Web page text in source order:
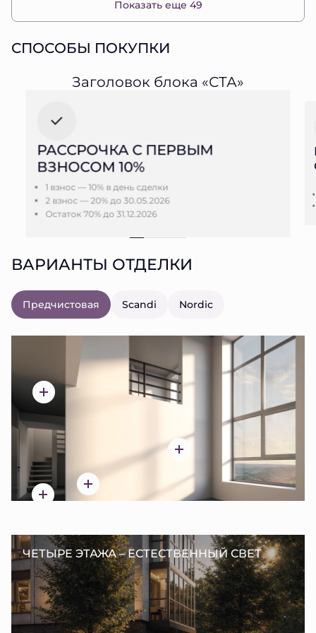
Показать еще 49
СПОСОБЫ ПОКУПКИ
Заголовок блока «СТА»
РАССРОЧКА С ПЕРВЫМ
ВЗНОСОМ 10%
1 взнос — 10% в день сделки
2 взнос — 20% до 30.05.2026
Остаток 70% до 31.12.2026
ВАРИАНТЫ ОТДЕЛКИ
Предчистовая Scandi Nordic
ЧЕТЫРЕ ЭТАЖА – ЕСТЕСТВЕННЫЙ СВЕТ